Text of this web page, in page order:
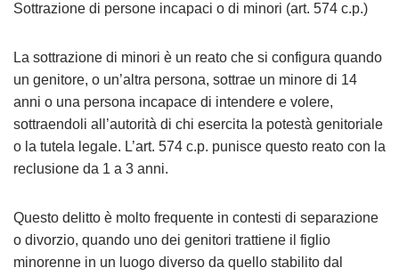
Sottrazione di persone incapaci o di minori (art. 574 c.p.)
La sottrazione di minori è un reato che si configura quando
un genitore, o un’altra persona, sottrae un minore di 14
anni o una persona incapace di intendere e volere,
sottraendoli all’autorità di chi esercita la potestà genitoriale
o la tutela legale. L’art. 574 c.p. punisce questo reato con la
reclusione da 1 a 3 anni.
Questo delitto è molto frequente in contesti di separazione
o divorzio, quando uno dei genitori trattiene il figlio
minorenne in un luogo diverso da quello stabilito dal